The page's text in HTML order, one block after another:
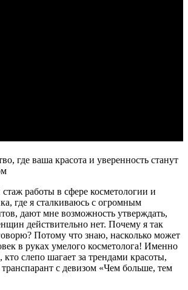
где ваша красота и уверенность станут
работы в сфере косметологии и
где я сталкиваюсь с огромным
дают мне возможность утверждать,
действительно нет. Почему я так
Потому что знаю, насколько может
в руках умелого косметолога! Именно
слепо шагает за трендами красоты,
с девизом «Чем больше, тем